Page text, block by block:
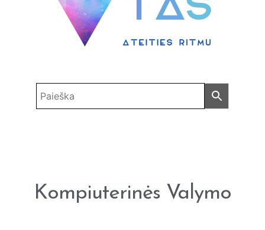
Kompiuterinės Valymo